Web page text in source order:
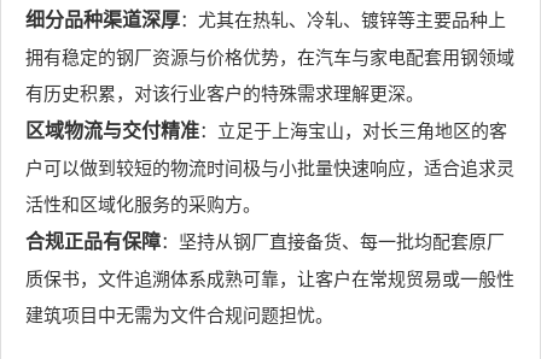
细分品种渠道深厚：尤其在热轧、冷轧、镀锌等主要品种上
拥有稳定的钢厂资源与价格优势，在汽车与家电配套用钢领域
有历史积累，对该行业客户的特殊需求理解更深。
区域物流与交付精准：立足于上海宝山，对长三角地区的客
户可以做到较短的物流时间极与小批量快速响应，适合追求灵
活性和区域化服务的采购方。
合规正品有保障：坚持从钢厂直接备货、每一批均配套原厂
质保书，文件追溯体系成熟可靠，让客户在常规贸易或一般性
建筑项目中无需为文件合规问题担忧。